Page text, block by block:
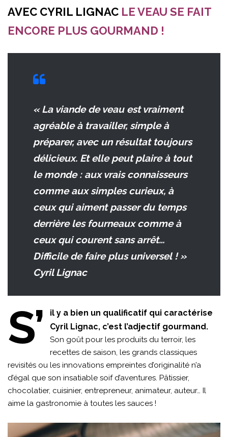
AVEC CYRIL LIGNAC LE VEAU SE FAIT
ENCORE PLUS GOURMAND !
« La viande de veau est vraiment
agréable à travailler, simple à
préparer, avec un résultat toujours
délicieux. Et elle peut plaire à tout
le monde : aux vrais connaisseurs
comme aux simples curieux, à
ceux qui aiment passer du temps
derrière les fourneaux comme à
ceux qui courent sans arrêt…
Difficile de faire plus universel ! »
Cyril Lignac
S’
il y a bien un qualificatif qui caractérise
Cyril Lignac, c’est l’adjectif gourmand.
Son goût pour les produits du terroir, les
recettes de saison, les grands classiques
revisités ou les innovations empreintes d’originalité n’a
d’égal que son insatiable soif d’aventures. Pâtissier,
chocolatier, cuisinier, entrepreneur, animateur, auteur… Il
aime la gastronomie à toutes les sauces !